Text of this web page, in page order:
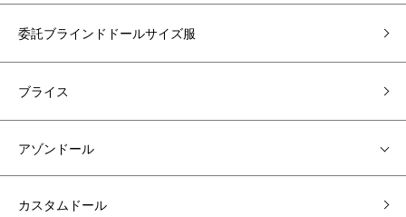
委託ブラインドドールサイズ服
ブライス
アゾンドール
カスタムドール